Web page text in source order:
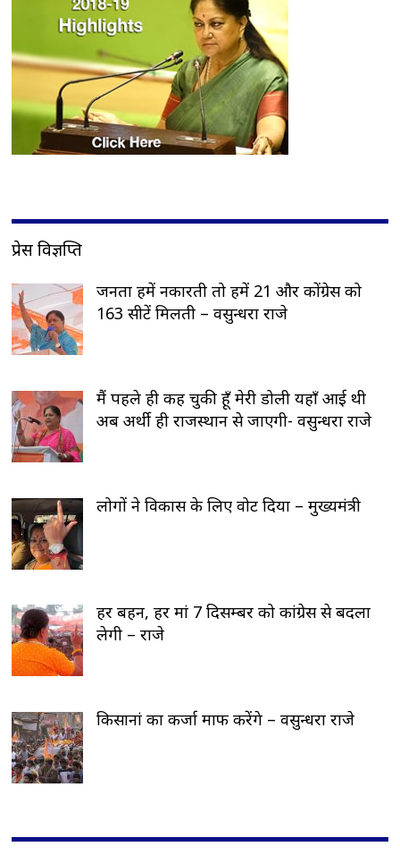
प्रेस विज्ञप्ति
जनता हमें नकारती तो हमें 21 और कोंग्रेस को
163 सीटें मिलती – वसुन्धरा राजे
मैं पहले ही कह चुकी हूँ मेरी डोली यहाँ आई थी
अब अर्थी ही राजस्थान से जाएगी- वसुन्धरा राजे
लोगों ने विकास के लिए वोट दिया – मुख्यमंत्री
हर बहन, हर मां 7 दिसम्बर को कांग्रेस से बदला
लेगी – राजे
किसानां का कर्जा माफ करेंगे – वसुन्धरा राजे